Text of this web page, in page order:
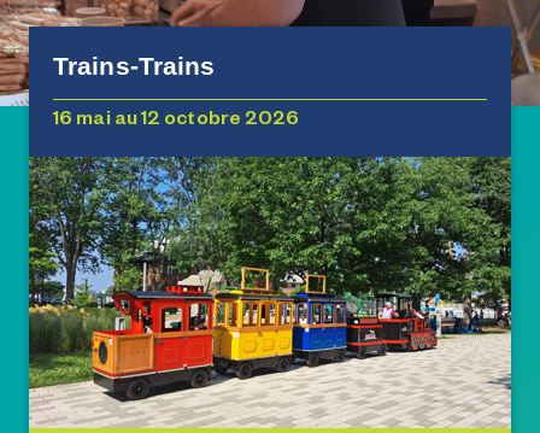
Trains-Trains
16 mai au 12 octobre 2026